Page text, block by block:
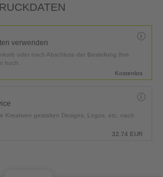
verwenden
oder nach Abschluss der Bestellung Ihre
hoch.
Kostenlos
Kreativen gestalten Designs, Logos, etc. nach
32,74 EUR